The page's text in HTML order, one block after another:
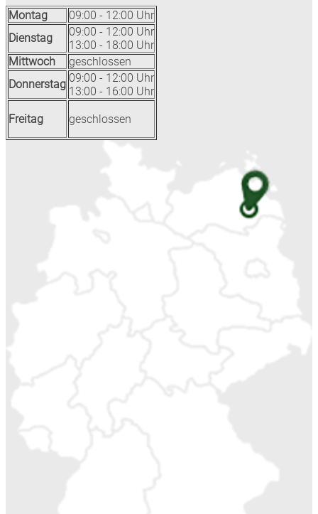
Montag
09:00 - 12:00 Uhr
Dienstag
09:00 - 12:00 Uhr
13:00 - 18:00 Uhr
Mittwoch
geschlossen
Donnerstag 09:00 - 12:00 Uhr
13:00 - 16:00 Uhr
Freitag geschlossen